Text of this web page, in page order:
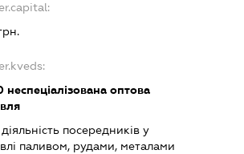
неспеціалізована оптова
посередників у
паливом, рудами, металами